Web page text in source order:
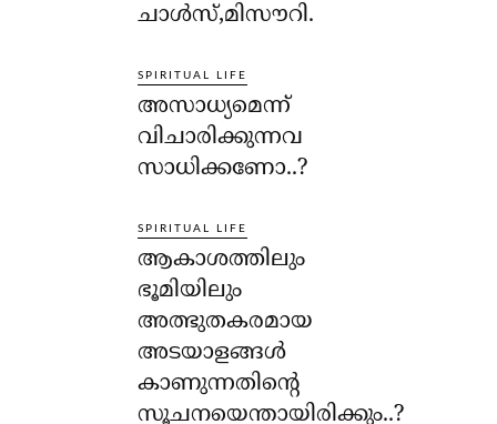
ചാള്‍സ്,മിസൗറി.
SPIRITUAL LIFE
അസാധ്യമെന്ന്
വിചാരിക്കുന്നവ
സാധിക്കണോ..?
SPIRITUAL LIFE
ആകാശത്തിലും
ഭൂമിയിലും
അത്ഭുതകരമായ
അടയാളങ്ങള്‍
കാണുന്നതിന്റെ
സൂചനയെന്തായിരിക്കും..?